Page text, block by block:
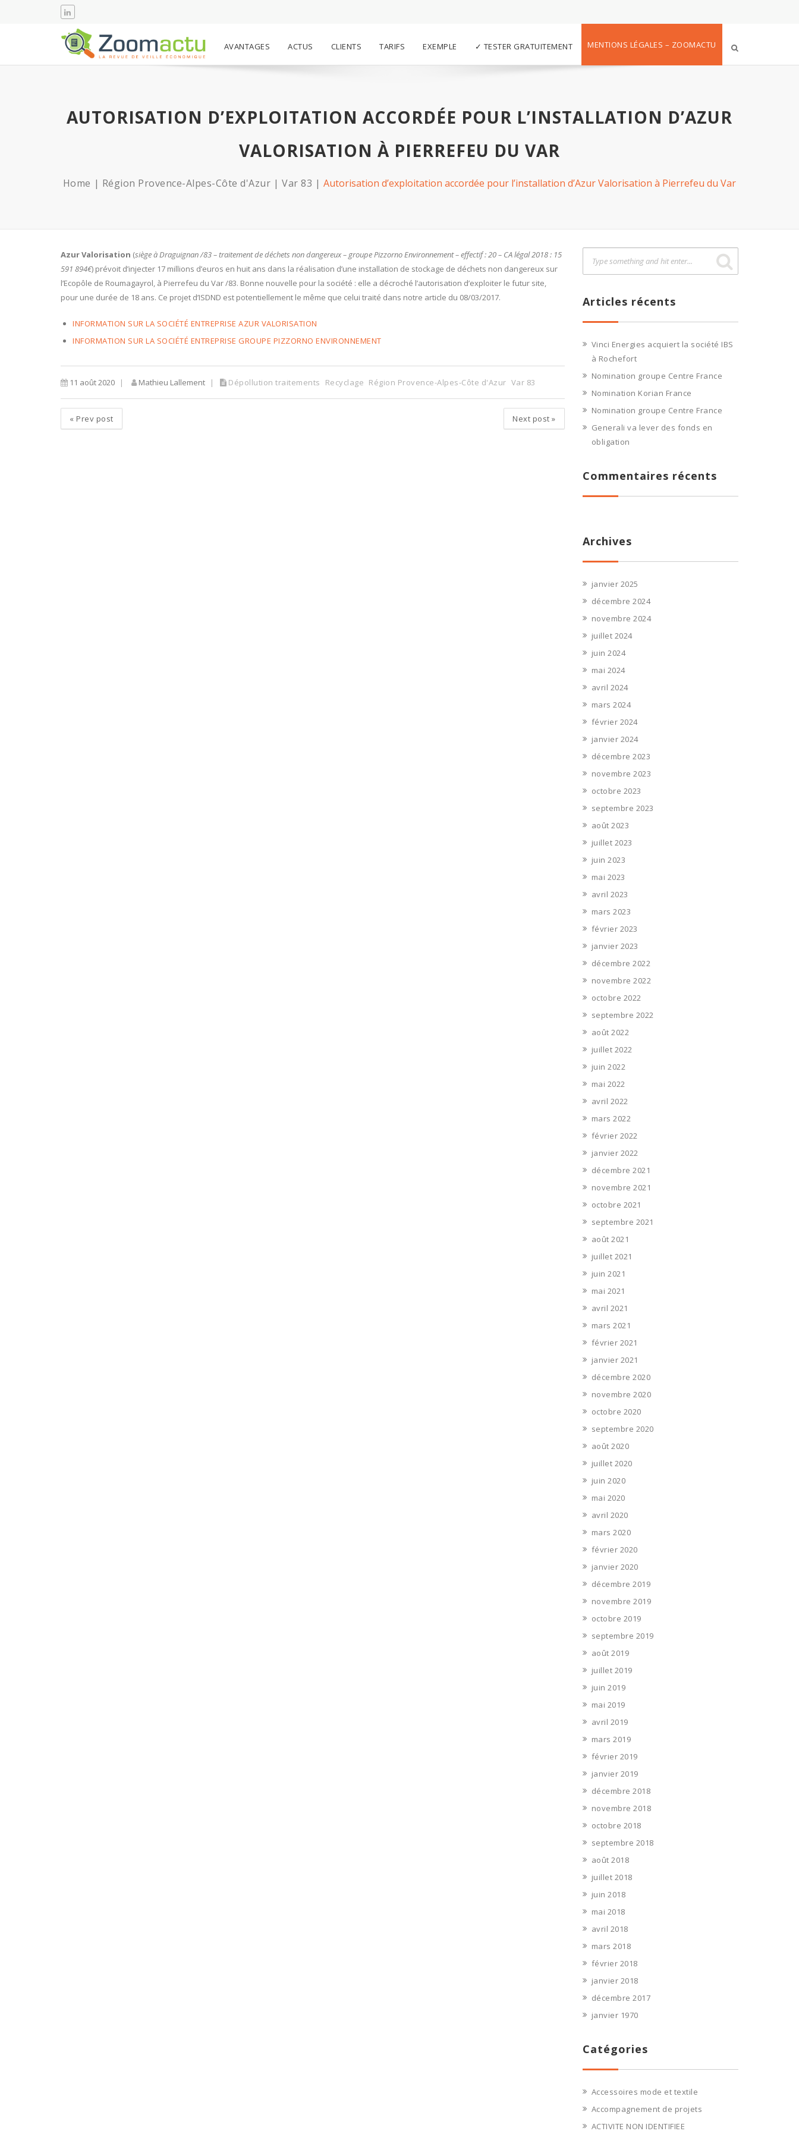
AVANTAGES ACTUS CLIENTS TARIFS EXEMPLE ✓ TESTER GRATUITEMENT MENTIONS LÉGALES – ZOOMACTU
AUTORISATION D’EXPLOITATION ACCORDÉE POUR L’INSTALLATION D’AZUR
VALORISATION À PIERREFEU DU VAR
Home Région Provence-Alpes-Côte d'Azur Var 83 Autorisation d’exploitation accordée pour l’installation d’Azur Valorisation à Pierrefeu du Var
Azur Valorisation (siège à Draguignan /83 – traitement de déchets non dangereux – groupe Pizzorno Environnement – effectif : 20 – CA légal 2018 : 15
591 894€) prévoit d’injecter 17 millions d’euros en huit ans dans la réalisation d’une installation de stockage de déchets non dangereux sur
l’Ecopôle de Roumagayrol, à Pierrefeu du Var /83. Bonne nouvelle pour la société : elle a décroché l’autorisation d’exploiter le futur site,
pour une durée de 18 ans. Ce projet d’ISDND est potentiellement le même que celui traité dans notre article du 08/03/2017.
INFORMATION SUR LA SOCIÉTÉ ENTREPRISE AZUR VALORISATION
INFORMATION SUR LA SOCIÉTÉ ENTREPRISE GROUPE PIZZORNO ENVIRONNEMENT
11 août 2020 Mathieu Lallement Dépollution traitements Recyclage Région Provence-Alpes-Côte d'Azur Var 83
« Prev post Next post »
Articles récents
Vinci Energies acquiert la société IBS
à Rochefort
Nomination groupe Centre France
Nomination Korian France
Nomination groupe Centre France
Generali va lever des fonds en
obligation
Commentaires récents
Archives
janvier 2025
décembre 2024
novembre 2024
juillet 2024
juin 2024
mai 2024
avril 2024
mars 2024
février 2024
janvier 2024
décembre 2023
novembre 2023
octobre 2023
septembre 2023
août 2023
juillet 2023
juin 2023
mai 2023
avril 2023
mars 2023
février 2023
janvier 2023
décembre 2022
novembre 2022
octobre 2022
septembre 2022
août 2022
juillet 2022
juin 2022
mai 2022
avril 2022
mars 2022
février 2022
janvier 2022
décembre 2021
novembre 2021
octobre 2021
septembre 2021
août 2021
juillet 2021
juin 2021
mai 2021
avril 2021
mars 2021
février 2021
janvier 2021
décembre 2020
novembre 2020
octobre 2020
septembre 2020
août 2020
juillet 2020
juin 2020
mai 2020
avril 2020
mars 2020
février 2020
janvier 2020
décembre 2019
novembre 2019
octobre 2019
septembre 2019
août 2019
juillet 2019
juin 2019
mai 2019
avril 2019
mars 2019
février 2019
janvier 2019
décembre 2018
novembre 2018
octobre 2018
septembre 2018
août 2018
juillet 2018
juin 2018
mai 2018
avril 2018
mars 2018
février 2018
janvier 2018
décembre 2017
janvier 1970
Catégories
Accessoires mode et textile
Accompagnement de projets
ACTIVITE NON IDENTIFIEE